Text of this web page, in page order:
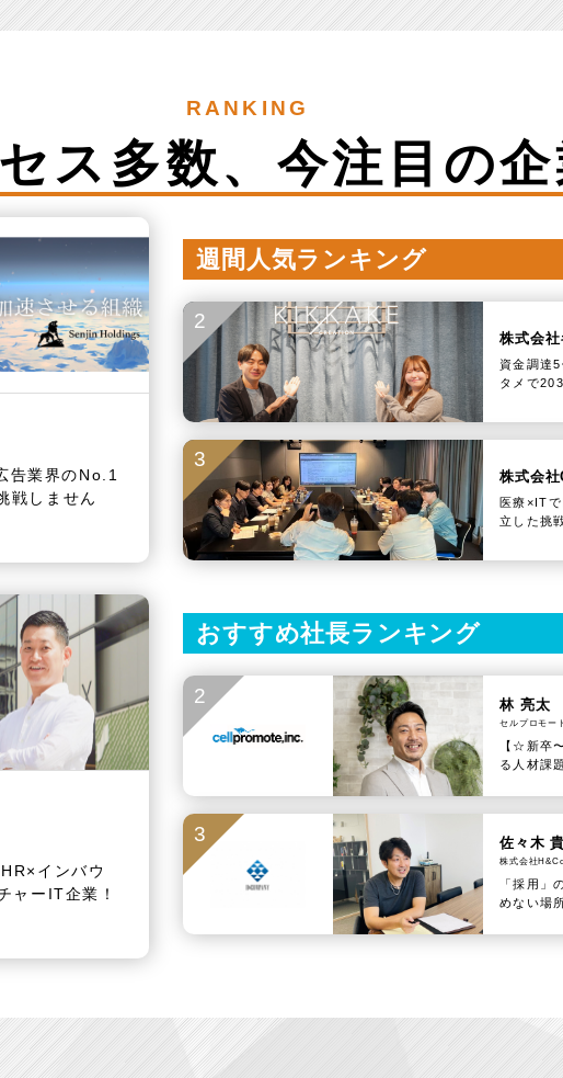
RANKING
ス多数、 今注目の企
週間人気ランキング
告業界のNo.1
戦しません
2
株式会
資金調達
タメで
3
株式会
医療×ITで
立した挑
おすすめ社長ランキング
インバウ
ャーIT企業！
2 林 亮太
セルプロモー
【☆新卒
る人材課
3 佐々木
株式会社
「採用」
めない場